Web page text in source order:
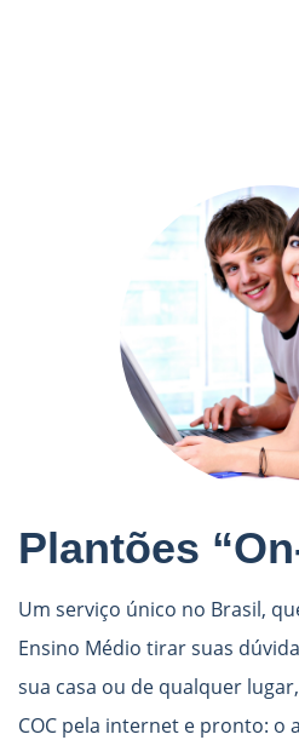
Plantões
Um serviço único no Brasil,
Ensino Médio tirar suas
sua casa ou de qualquer
COC pela internet e pronto: o